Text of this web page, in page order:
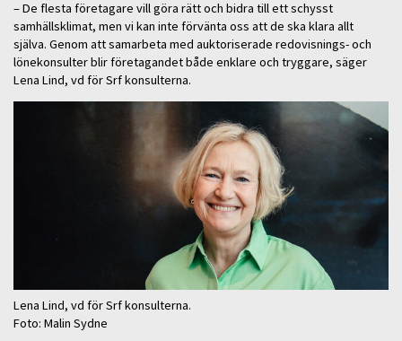
– De flesta företagare vill göra rätt och bidra till ett schysst
samhällsklimat, men vi kan inte förvänta oss att de ska klara allt
själva. Genom att samarbeta med auktoriserade redovisnings- och
lönekonsulter blir företagandet både enklare och tryggare, säger
Lena Lind, vd för Srf konsulterna.
Lena Lind, vd för Srf konsulterna.
Foto: Malin Sydne